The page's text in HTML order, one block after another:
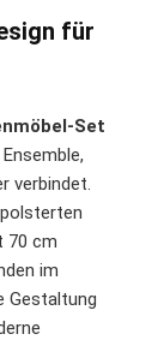
für
Set
verbindet.
70 cm
im
Gestaltung